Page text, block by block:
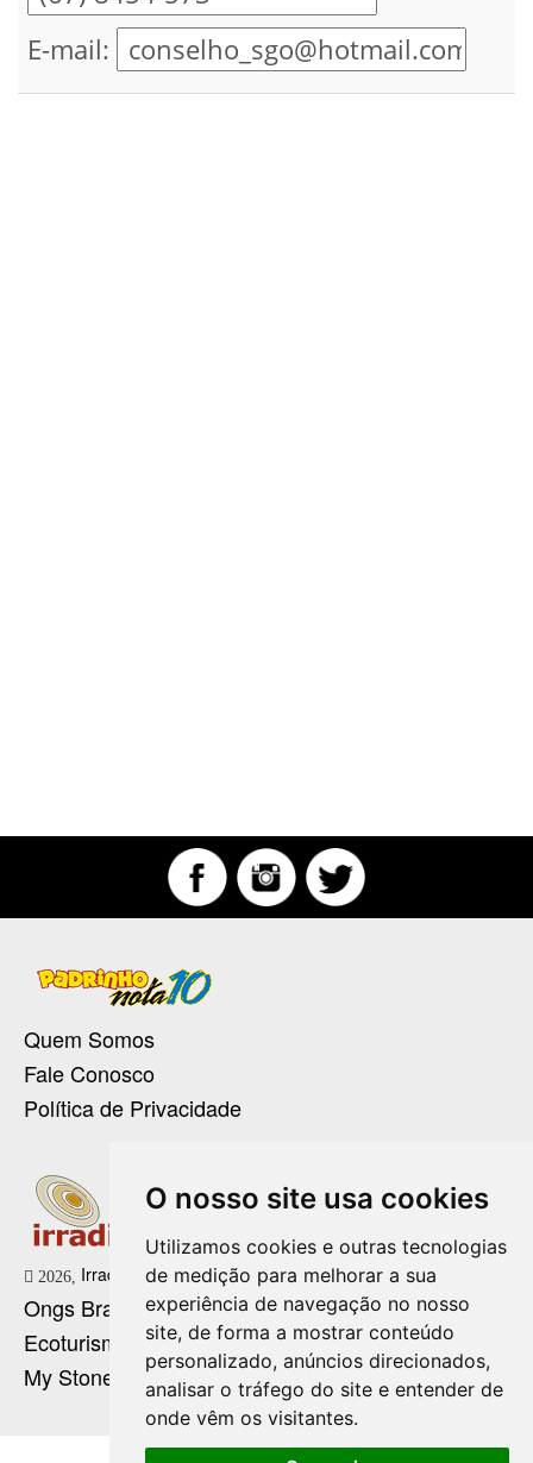
O nosso site usa cookies
Utilizamos cookies e outras tecnologias
de medição para melhorar a sua
experiência de navegação no nosso
site, de forma a mostrar conteúdo
personalizado, anúncios direcionados,
analisar o tráfego do site e entender de
onde vêm os visitantes.
E-mail:
Quem Somos
Fale Conosco
Política de Privacidade
2026, Irradie Marketing Digital
Ongs Brasil
Ecoturismo no Brasil
My Stone Cristaloterapia